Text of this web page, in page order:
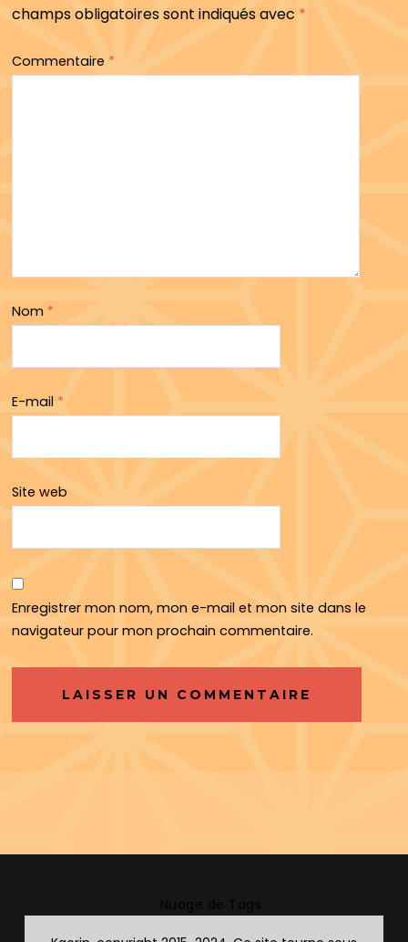
champs obligatoires sont indiqués avec *
Commentaire *
Nom *
E-mail *
Site web
Enregistrer mon nom, mon e-mail et mon site dans le
navigateur pour mon prochain commentaire.